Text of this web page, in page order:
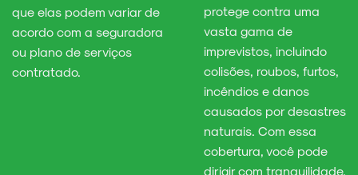
que elas podem variar de
acordo com a seguradora
ou plano de serviços
contratado.
protege contra uma
vasta gama de
imprevistos, incluindo
colisões, roubos, furtos,
incêndios e danos
causados por desastres
naturais. Com essa
cobertura, você pode
dirigir com tranquilidade,